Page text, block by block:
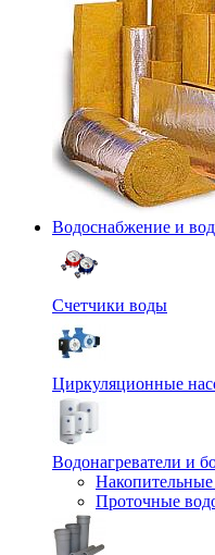
Водоснабжение и
Счетчики воды
Циркуляционные
Водонагреватели и
Накопительные
Проточные